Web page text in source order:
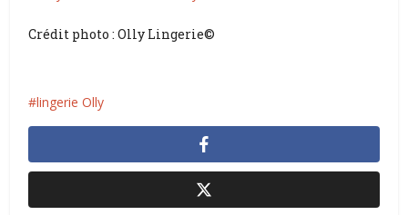
Crédit photo : Olly Lingerie©
lingerie Olly